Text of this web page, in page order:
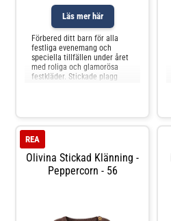
Läs mer här
Förbered ditt barn för alla
festliga evenemang och
speciella tillfällen under året
med roliga och glamorösa
festkläder. Stickade plagg
ärmarManschetter: Ribbade
manschetterStängning: Knap
Olivina Stickad Klänning -
Peppercorn - 56
REA